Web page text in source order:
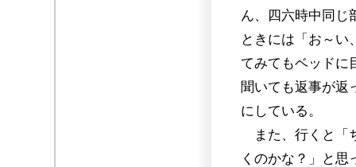
ん、四六時中同じ
ときには「お～い
てみてもベッドに
聞いても返事が返
にしている。
また、行くと「
くのかな？」と